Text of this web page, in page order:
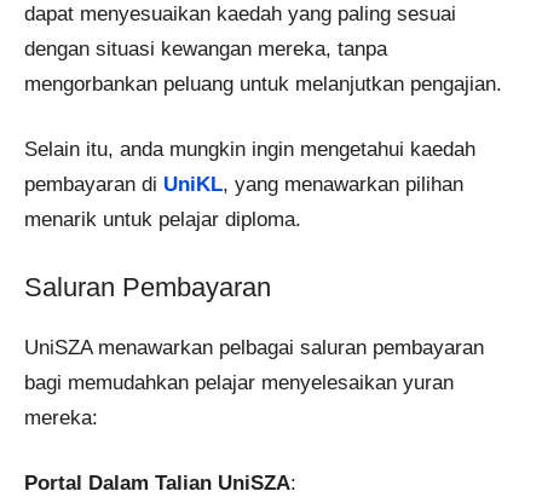
dapat menyesuaikan kaedah yang paling sesuai
dengan situasi kewangan mereka, tanpa
mengorbankan peluang untuk melanjutkan pengajian.
Selain itu, anda mungkin ingin mengetahui kaedah
pembayaran di UniKL, yang menawarkan pilihan
menarik untuk pelajar diploma.
Saluran Pembayaran
UniSZA menawarkan pelbagai saluran pembayaran
bagi memudahkan pelajar menyelesaikan yuran
mereka:
Portal Dalam Talian UniSZA: